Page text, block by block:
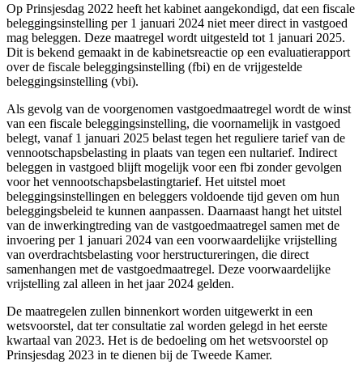
Op Prinsjesdag 2022 heeft het kabinet aangekondigd, dat een fiscale
beleggingsinstelling per 1 januari 2024 niet meer direct in vastgoed
mag beleggen. Deze maatregel wordt uitgesteld tot 1 januari 2025.
Dit is bekend gemaakt in de kabinetsreactie op een evaluatierapport
over de fiscale beleggingsinstelling (fbi) en de vrijgestelde
beleggingsinstelling (vbi).
Als gevolg van de voorgenomen vastgoedmaatregel wordt de winst
van een fiscale beleggingsinstelling, die voornamelijk in vastgoed
belegt, vanaf 1 januari 2025 belast tegen het reguliere tarief van de
vennootschapsbelasting in plaats van tegen een nultarief. Indirect
beleggen in vastgoed blijft mogelijk voor een fbi zonder gevolgen
voor het vennootschapsbelastingtarief. Het uitstel moet
beleggingsinstellingen en beleggers voldoende tijd geven om hun
beleggingsbeleid te kunnen aanpassen. Daarnaast hangt het uitstel
van de inwerkingtreding van de vastgoedmaatregel samen met de
invoering per 1 januari 2024 van een voorwaardelijke vrijstelling
van overdrachtsbelasting voor herstructureringen, die direct
samenhangen met de vastgoedmaatregel. Deze voorwaardelijke
vrijstelling zal alleen in het jaar 2024 gelden.
De maatregelen zullen binnenkort worden uitgewerkt in een
wetsvoorstel, dat ter consultatie zal worden gelegd in het eerste
kwartaal van 2023. Het is de bedoeling om het wetsvoorstel op
Prinsjesdag 2023 in te dienen bij de Tweede Kamer.